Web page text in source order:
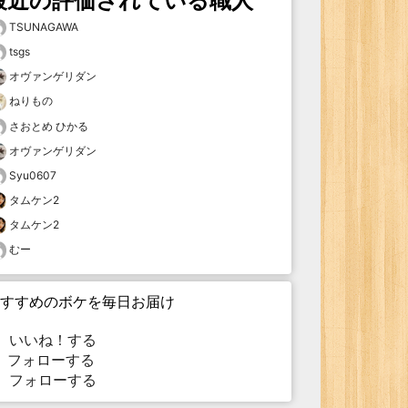
TSUNAGAWA
tsgs
オヴァンゲリダン
ねりもの
さおとめ ひかる
オヴァンゲリダン
Syu0607
タムケン2
タムケン2
むー
すめのボケを毎日お届け
いいね！する
ォローする
フォローする